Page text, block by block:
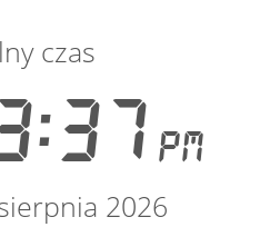
PM
czas
2026